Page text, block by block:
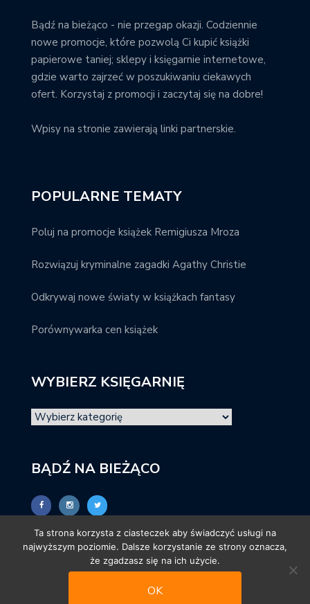
Bądź na bieżąco - nie przegap okazji. Codziennie
nowe promocje, które pozwolą Ci kupić książki
papierowe taniej; sklepy i księgarnie internetowe,
gdzie warto zajrzeć w poszukiwaniu ciekawych
ofert. Korzystaj z promocji i zaczytaj się na dobre!
Wpisy na stronie zawierają linki partnerskie.
POPULARNE TEMATY
Poluj na promocje książek Remigiusza Mroza
Rozwiązuj kryminalne zagadki Agathy Christie
Odkrywaj nowe światy w książkach fantasy
Porównywarka cen książek
WYBIERZ KSIĘGARNIĘ
BĄDŹ NA BIEŻĄCO
Ta strona korzysta z ciasteczek aby świadczyć usługi na
najwyższym poziomie. Dalsze korzystanie ze strony oznacza,
że zgadzasz się na ich użycie.
OK